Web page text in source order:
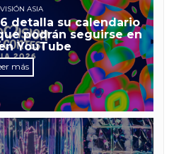
ASIA
detalla su calendario
podrán seguirse en
YouTube
más